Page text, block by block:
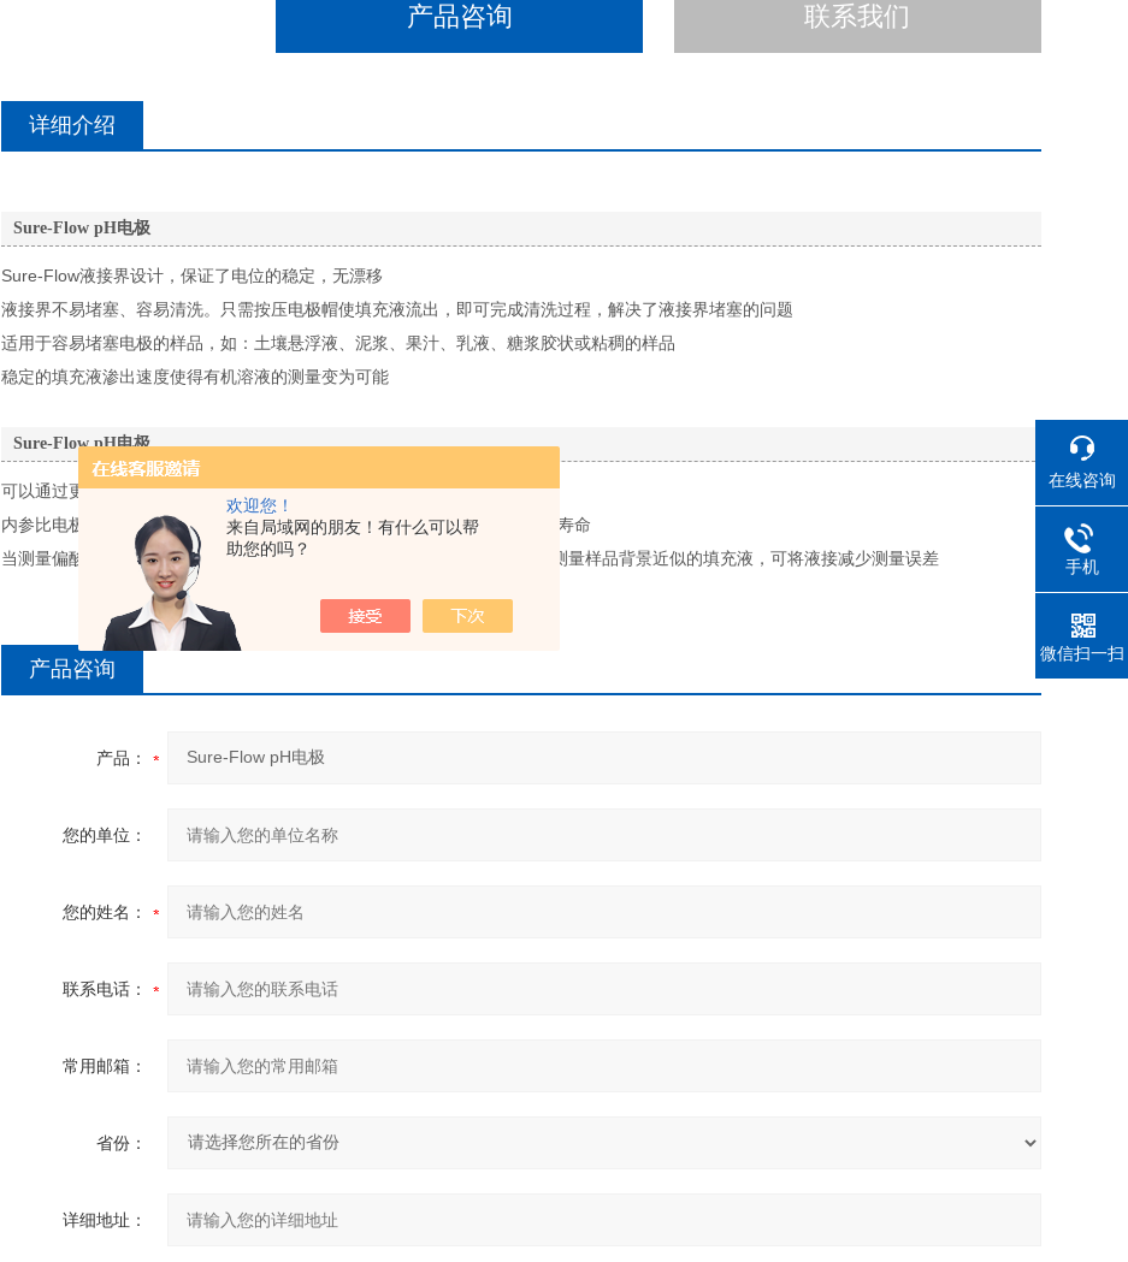
欢迎您！
来自局域网的朋友！有什么可以帮
助您的吗？
产品咨询 联系我们
详细介绍
Sure-Flow pH电极
Sure-Flow液接界设计，保证了电位的稳定，无漂移
液接界不易堵塞、容易清洗。只需按压电极帽使填充液流出，即可完成清洗过程，解决了液接界堵塞的问题
适用于容易堵塞电极的样品，如：土壤悬浮液、泥浆、果汁、乳液、糖浆胶状或粘稠的样品
稳定的填充液渗出速度使得有机溶液的测量变为可能
Sure-Flow pH电极
可以通过更换电极填充液的方式，避免样品被填充液中的氯离子所污染
内参比电极受到双重保护，减少样品对内参比电极的污染，有效延长电极的寿命
当测量偏酸性、偏碱性（<2 pH 或 &12 pH）或有机溶剂样品时，使用与被测量样品背景近似的填充液，可将液接减少测量误差
产品咨询
产品：
您的单位：
您的姓名：
联系电话：
常用邮箱：
省份：
详细地址：
在线咨询
手机
微信扫一扫